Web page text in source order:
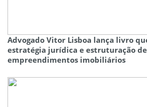
Advogado Vitor Lisboa lança livro
estratégia jurídica e estruturação de
empreendimentos imobiliários